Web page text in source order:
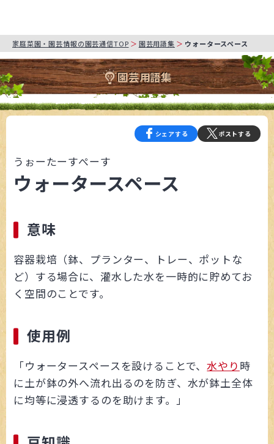
家庭菜園・園芸情報の園芸通信TOP 園芸用語集 ウォータースペース
園芸用語集
シェアする ポストする
うぉーたーすぺーす
ウォータースペース
意味
容器栽培（鉢、プランター、トレー、ポットな
ど）する場合に、灌水した水を一時的に貯めてお
く空間のことです。
使用例
「ウォータースペースを設けることで、水やり 時
に土が鉢の外へ流れ出るのを防ぎ、水が鉢土全体
に均等に浸透するのを助けます。」